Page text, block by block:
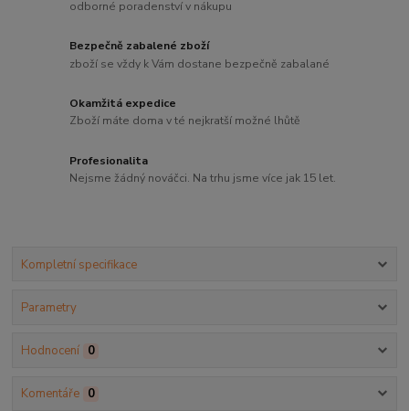
odborné poradenství v nákupu
Bezpečně zabalené zboží
zboží se vždy k Vám dostane bezpečně zabalané
Okamžitá expedice
Zboží máte doma v té nejkratší možné lhůtě
Profesionalita
Nejsme žádný nováčci. Na trhu jsme více jak 15 let.
Kompletní specifikace
Parametry
Hodnocení 0
Komentáře 0